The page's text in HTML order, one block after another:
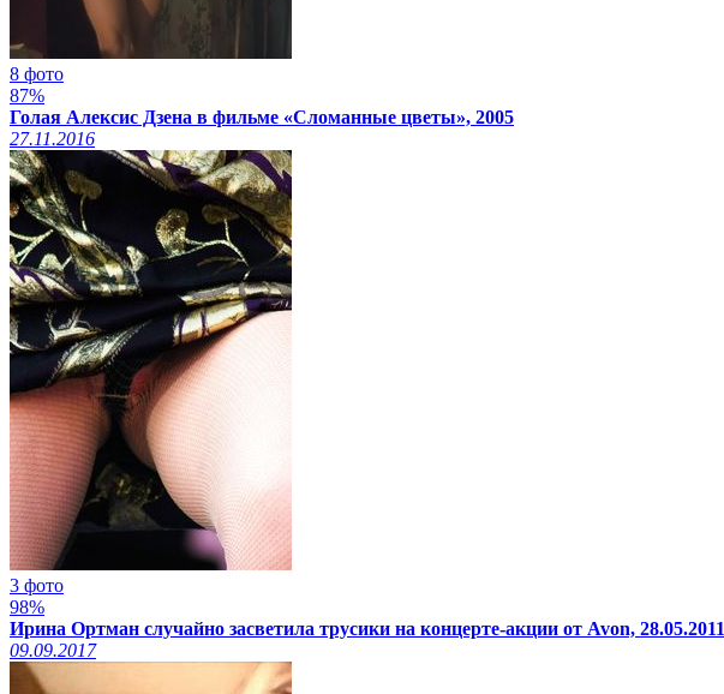
8 фото
87%
Голая Алексис Дзена в фильме «Сломанные цветы», 2005
27.11.2016
3 фото
98%
Ирина Ортман случайно засветила трусики на концерте-акции от Avon, 28.05.2011
09.09.2017